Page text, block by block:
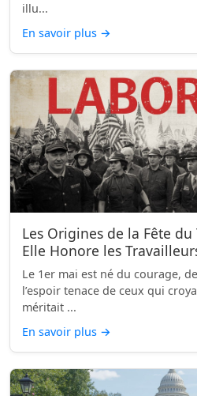
illu...
En savoir plus →
Les Origines de la Fête
Elle Honore les
Le 1er mai est né du courage,
l’espoir tenace de ceux qui
méritait ...
En savoir plus →